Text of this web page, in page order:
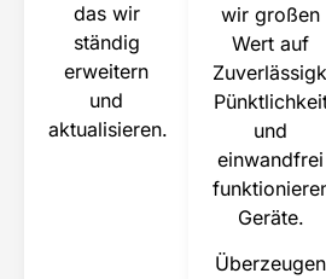
das wir
ständig
erweitern
und
aktualisieren.
wir großen
Wert auf
und
einwandfrei
Geräte.
Überzeugen